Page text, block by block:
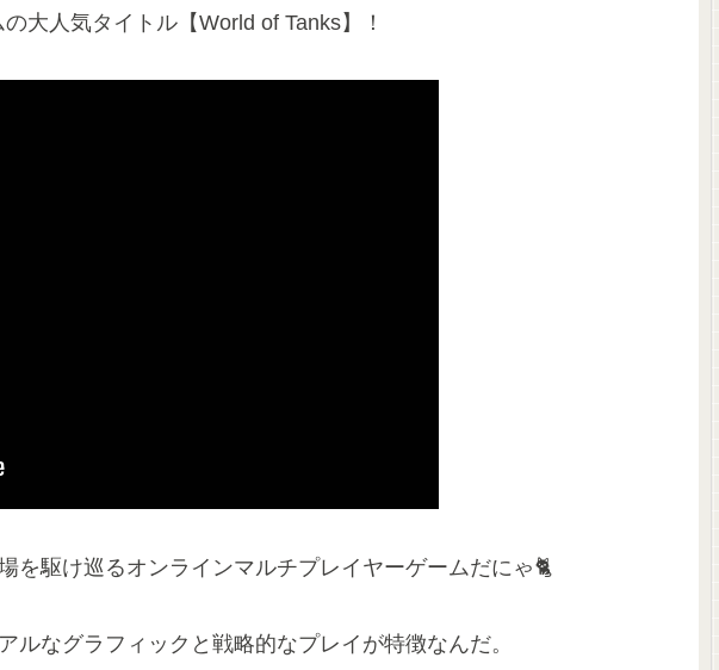
大人気タイトル【World of Tanks】！
を駆け巡るオンラインマルチプレイヤーゲームだにゃ🐈
ルなグラフィックと戦略的なプレイが特徴なんだ。